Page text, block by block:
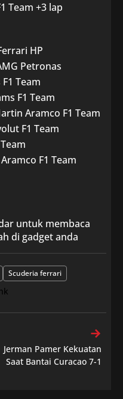
Team +3 lap
HP
Petronas
Team
F1 Team
Aramco F1 Team
F1 Team
F1 Team
untuk membaca
di gadget anda
Scuderia ferrari
Jerman Pamer Kekuatan
Saat Bantai Curacao 7-1